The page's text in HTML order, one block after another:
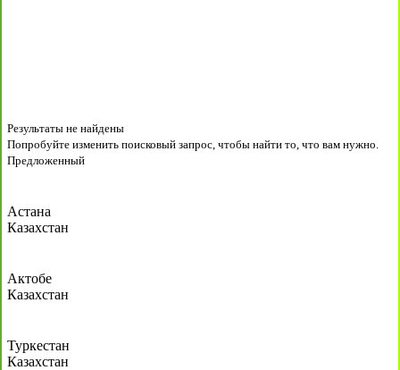
Результаты не найдены
Попробуйте изменить поисковый запрос, чтобы найти то, что вам нужно.
Предложенный
Астана
Казахстан
Актобе
Казахстан
Туркестан
Казахстан